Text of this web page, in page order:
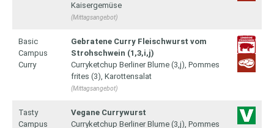
Kaisergemüse
(Mittagsangebot)
Basic
Campus
Curry
Gebratene Curry Fleischwurst vom
Strohschwein (1,3,i,j)
Curryketchup Berliner Blume (3,j), Pommes
frites (3), Karottensalat
(Mittagsangebot)
Tasty
Campus
Vegane Currywurst
Curryketchup Berliner Blume (3,j), Pommes